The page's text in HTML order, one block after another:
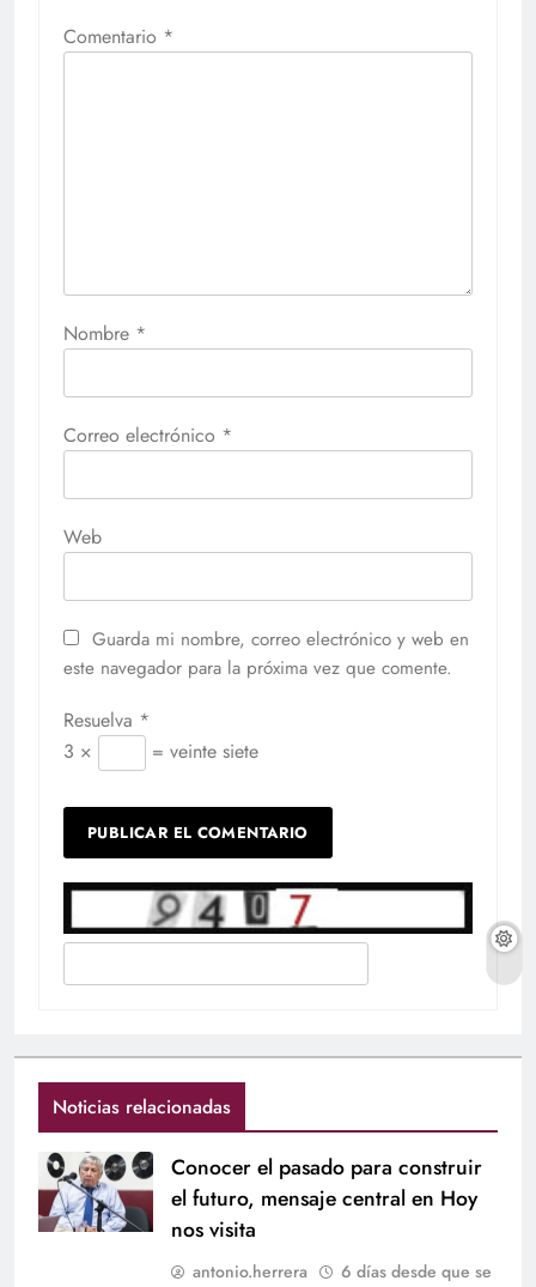
Comentario *
Nombre *
Correo electrónico *
Web
Guarda mi nombre, correo electrónico y web en
este navegador para la próxima vez que comente.
Resuelva *
3 ×
= veinte siete
Noticias relacionadas
Conocer el pasado para construir
el futuro, mensaje central en Hoy
nos visita
antonio.herrera
6 días desde que se